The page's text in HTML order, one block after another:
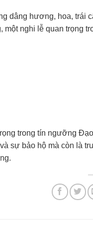
dâng hương, hoa, trái
một nghi lễ quan trọng
trong tín ngưỡng
sự bảo hộ mà còn là